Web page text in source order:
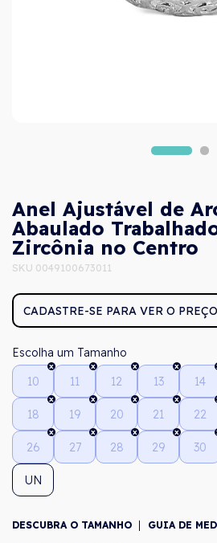
Anel Ajustável de
Abaulado
Zircônia no Centro
SKU 0049100673011
CADASTRE-SE PARA VER O PREÇO
Tamanho
10
11 12 13 14
18 19 20 21 22
26 27 28 29 30
UN
DESCUBRA O TAMANHO GUIA DE